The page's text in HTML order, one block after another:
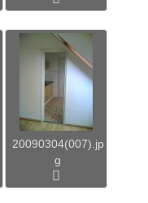
20090304(007).jp
g